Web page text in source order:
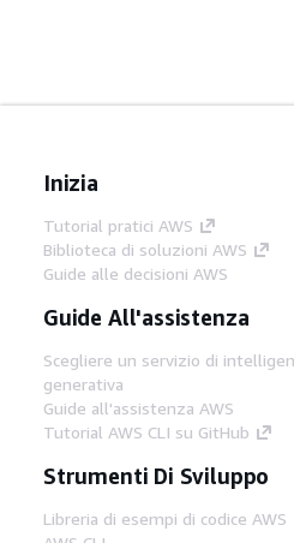
Inizia
Tutorial pratici AWS
Biblioteca di soluzioni AWS
Guide alle decisioni AWS
Guide All'assistenza
Scegliere un servizio di
generativa
Guide all'assistenza AWS
Tutorial AWS CLI su GitHub
Strumenti Di Sviluppo
Libreria di esempi di codice AWS